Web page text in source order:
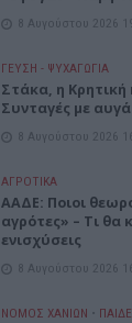
8 Αυγούστου 2026
ΓΕΎΣΗ - ΨΥΧΑΓΩΓΊΑ
Στάκα, η Κρητική
Συνταγές με
8 Αυγούστου 2026
ΑΓΡΟΤΙΚΑ
ΑΑΔΕ: Ποιοι
αγρότες» – Τι θα
ενισχύσεις
8 Αυγούστου 2026
ΝΟΜΌΣ ΧΑΝΊΩΝ •